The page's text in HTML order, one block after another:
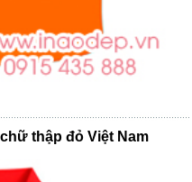
thập đỏ Việt Nam